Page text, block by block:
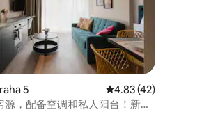
5 分），共 15 条评价
5 平均评分 4.83 分（满
4.83 (42)
源，配备空调和私人阳台！新房